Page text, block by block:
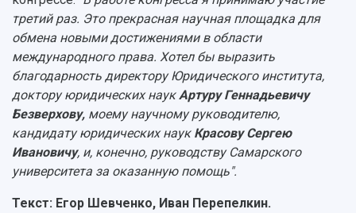
третий раз. Это прекрасная научная площадка для
обмена новыми достижениями в области
международного права. Хотел бы выразить
благодарность директору Юридического института,
доктору юридических наук Артуру Геннадьевичу
Безверхову, моему научному руководителю,
кандидату юридических наук Красову Сергею
Ивановичу, и, конечно, руководству Самарского
университета за оказанную помощь".
Текст: Егор Шевченко, Иван Перепелкин.